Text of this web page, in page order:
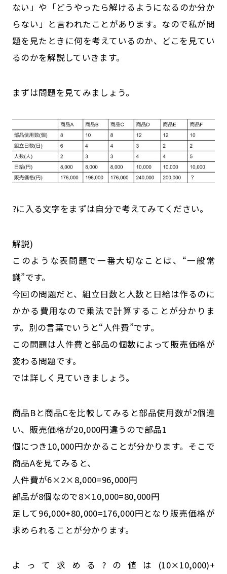
ない」や「どうやったら解けるようになるのか分か
らない」と言われたことがあります。なので私が問
題を見たときに何を考えているのか、どこを見てい
るのかを解説していきます。
まずは問題を見てみましょう。
?に入る文字をまずは自分で考えてみてください。
解説)
このような表問題で一番大切なことは、“一般常
識”です。
今回の問題だと、組立日数と人数と日給は作るのに
かかる費用なので乗法で計算することが分かりま
す。別の言葉でいうと“人件費”です。
この問題は人件費と部品の個数によって販売価格が
変わる問題です。
では詳しく見ていきましょう。
商品Bと商品Cを比較してみると部品使用数が2個違
い、販売価格が20,000円違うので部品1
個につき10,000円かかることが分かります。そこで
商品Aを見てみると、
人件費が6×2×8,000=96,000円
部品が8個なので8×10,000=80,000円
足して96,000+80,000=176,000円となり販売価格が
求められることが分かります。
よって求める?の値は(10×10,000)+